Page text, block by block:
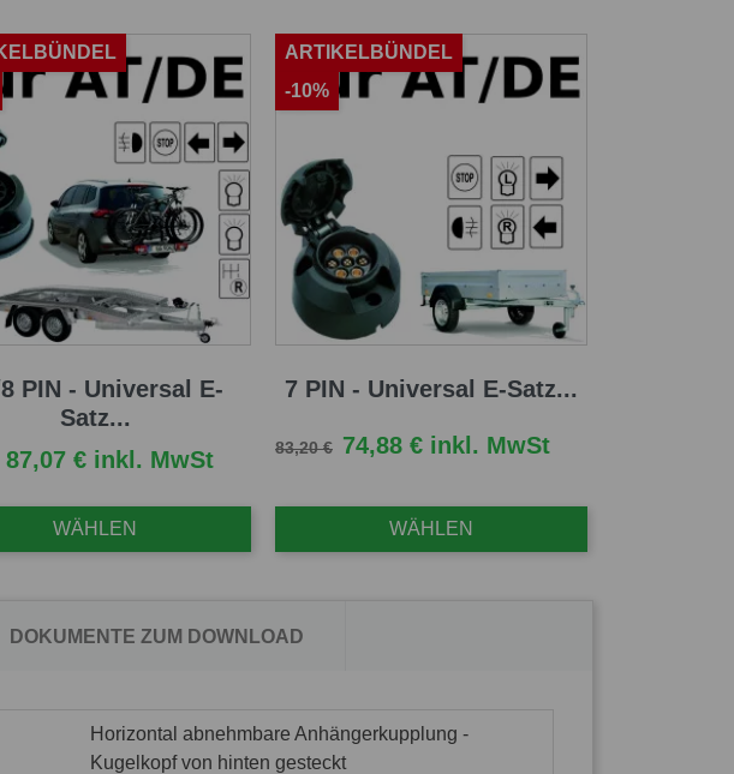
PIN - Universal E-
Satz...
Preis
87,07 € inkl. MwSt
WÄHLEN
7 PIN - Universal E-Satz...
Verkaufspreis
83,20 € Preis
74,88 € inkl. MwSt
WÄHLEN
ARTIKELBÜNDEL
-10%
DOKUMENTE ZUM DOWNLOAD
Horizontal abnehmbare Anhängerkupplung -
Kugelkopf von hinten gesteckt